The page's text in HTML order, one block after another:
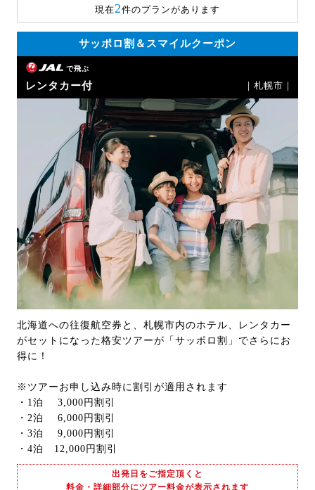
現在2件のプランがあります
サッポロ割＆スマイルクーポン
で飛ぶ
レンタカー付 ｜札幌市｜
北海道への往復航空券と、札幌市内のホテル、レンタカー
がセットになった格安ツアーが「サッポロ割」でさらにお
得に！
※ツアーお申し込み時に割引が適用されます
・1泊 3,000円割引
・2泊 6,000円割引
・3泊 9,000円割引
・4泊 12,000円割引
出発日をご指定頂くと
料金・詳細部分にツアー料金が表示されます